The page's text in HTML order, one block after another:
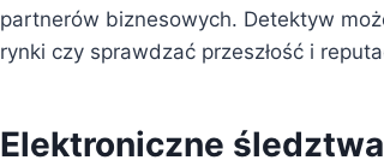
partnerów biznesowych. Detektyw
rynki czy sprawdzać przeszłość i
Elektroniczne śledztwa